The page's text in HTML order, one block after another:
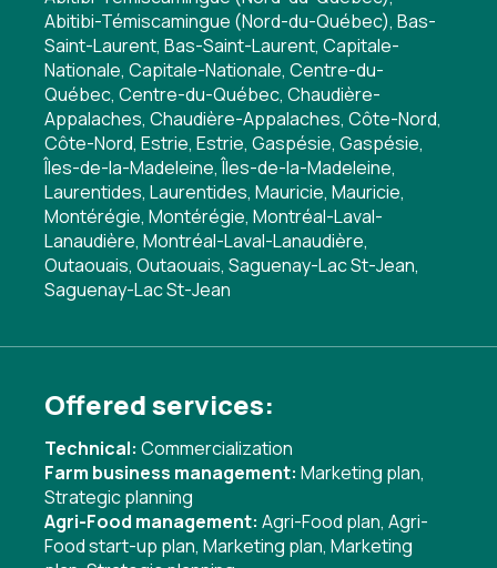
Abitibi-Témiscamingue (Nord-du-Québec), Bas-
Saint-Laurent, Bas-Saint-Laurent, Capitale-
Nationale, Capitale-Nationale, Centre-du-
Québec, Centre-du-Québec, Chaudière-
Appalaches, Chaudière-Appalaches, Côte-Nord,
Côte-Nord, Estrie, Estrie, Gaspésie, Gaspésie,
Îles-de-la-Madeleine, Îles-de-la-Madeleine,
Laurentides, Laurentides, Mauricie, Mauricie,
Montérégie, Montérégie, Montréal-Laval-
Lanaudière, Montréal-Laval-Lanaudière,
Outaouais, Outaouais, Saguenay-Lac St-Jean,
Saguenay-Lac St-Jean
Offered services:
Technical: Commercialization
Farm business management: Marketing plan,
Strategic planning
Agri-Food management: Agri-Food plan, Agri-
Food start-up plan, Marketing plan, Marketing